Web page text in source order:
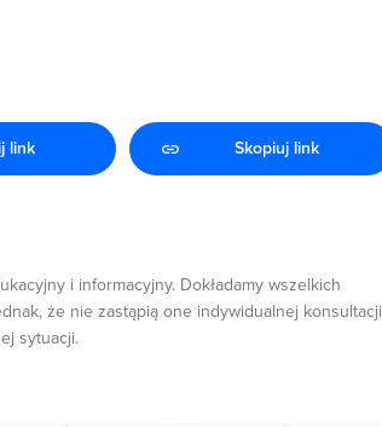
i informacyjny. Dokładamy wszelkich
że nie zastąpią one indywidualnej konsultacji
sytuacji.
link Skopiuj link